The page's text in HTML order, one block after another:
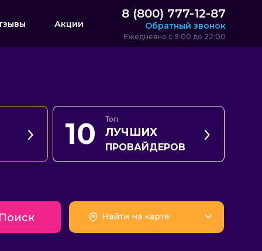
Акции
8 (800) 777-12-87
Обратный звонок
Ежедневно с 9:00 до 22:00
10 Топ
ЛУЧШИХ
ПРОВАЙДЕРОВ
Найти на карте